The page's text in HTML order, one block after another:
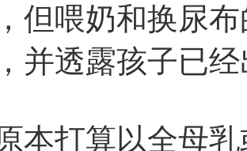
但喂奶和换尿
并透露孩子已
本打算以全母